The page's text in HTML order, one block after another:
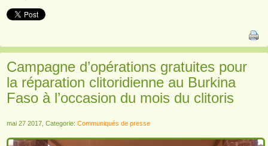
Campagne d’opérations gratuites pour
la réparation clitoridienne au Burkina
Faso à l’occasion du mois du clitoris
mai 27 2017, Categorie: Communiqués de presse